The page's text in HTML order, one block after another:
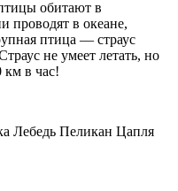
обитают в
проводят в океане,
птица — страус
не умеет летать, но
км в час!
Лебедь Пеликан Цапля